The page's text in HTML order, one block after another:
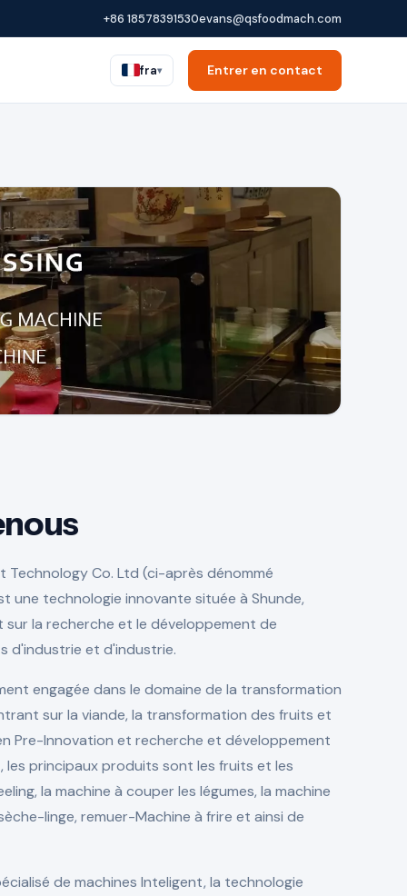
+86 18578391530evans@qsfoodmach.com
fra▾ Entrer en contact
Technology Co. Ltd (ci-après dénommé
une technologie innovante située à Shunde,
sur la recherche et le développement de
d'industrie et d'industrie.
engagée dans le domaine de la transformation
sur la viande, la transformation des fruits et
Pre-Innovation et recherche et développement
principaux produits sont les fruits et les
la machine à couper les légumes, la machine
linge, remuer-Machine à frire et ainsi de
de machines Inteligent, la technologie